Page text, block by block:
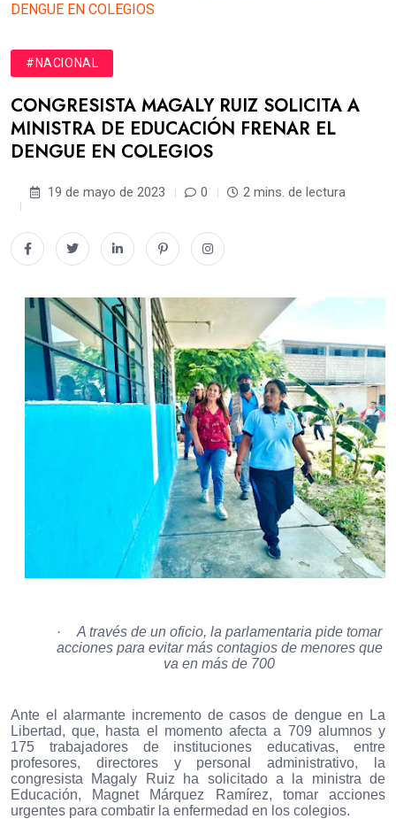
DENGUE EN COLEGIOS
#NACIONAL
CONGRESISTA MAGALY RUIZ SOLICITA A
MINISTRA DE EDUCACIÓN FRENAR EL
DENGUE EN COLEGIOS
19 de mayo de 2023 0 2 mins. de lectura
·
A través de un oficio, la parlamentaria pide tomar
acciones para evitar más contagios de menores que
va en más de 700
Ante el alarmante incremento de casos de dengue en La
Libertad, que, hasta el momento afecta a 709 alumnos y
175 trabajadores de instituciones educativas, entre
profesores, directores y personal administrativo, la
congresista Magaly Ruiz ha solicitado a la ministra de
Educación, Magnet Márquez Ramírez, tomar acciones
urgentes para combatir la enfermedad en los colegios.